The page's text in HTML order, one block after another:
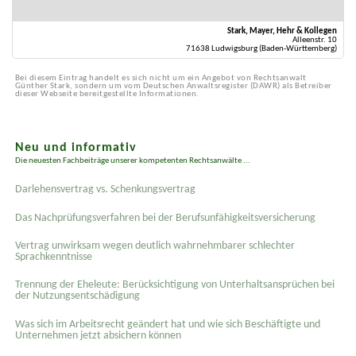
Stark, Mayer, Hehr & Kollegen
Alleenstr. 10
71638 Ludwigsburg (Baden-Württemberg)
Bei diesem Eintrag handelt es sich nicht um ein Angebot von Rechtsanwalt
Günther Stark, sondern um vom Deutschen Anwaltsregister (DAWR) als Betreiber
dieser Webseite bereitgestellte Informationen.
Neu und informativ
Die neuesten Fachbeiträge unserer kompetenten Rechtsanwälte ...
Darlehensvertrag vs. Schenkungsvertrag
Das Nachprüfungsverfahren bei der Berufsunfähigkeitsversicherung
Vertrag unwirksam wegen deutlich wahrnehmbarer schlechter
Sprachkenntnisse
Trennung der Eheleute: Berücksichtigung von Unterhaltsansprüchen bei
der Nutzungsentschädigung
Was sich im Arbeitsrecht geändert hat und wie sich Beschäftigte und
Unternehmen jetzt absichern können